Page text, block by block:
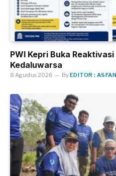
PWI Kepri Buka
Kedaluwarsa
8 Agustus 2026 ByEDITOR :